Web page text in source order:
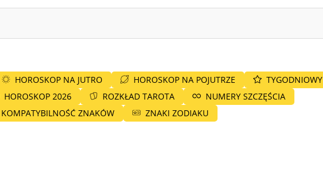
HOROSKOP NA JUTRO HOROSKOP NA POJUTRZE
TYGODNIOWY
HOROSKOP 2026 ROZKŁAD TAROTA
NUMERY SZCZĘŚCIA
KOMPATYBILNOŚĆ ZNAKÓW
ZNAKI ZODIAKU